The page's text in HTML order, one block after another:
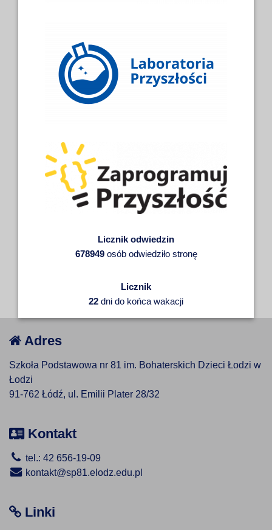
Licznik odwiedzin
678949osób odwiedziło stronę
Licznik
22 dni do końca wakacji
Adres
Szkoła Podstawowa nr 81 im. Bohaterskich Dzieci Łodzi w
Łodzi
91-762 Łódź, ul. Emilii Plater 28/32
Kontakt
tel.: 42 656-19-09
kontakt@sp81.elodz.edu.pl
Linki